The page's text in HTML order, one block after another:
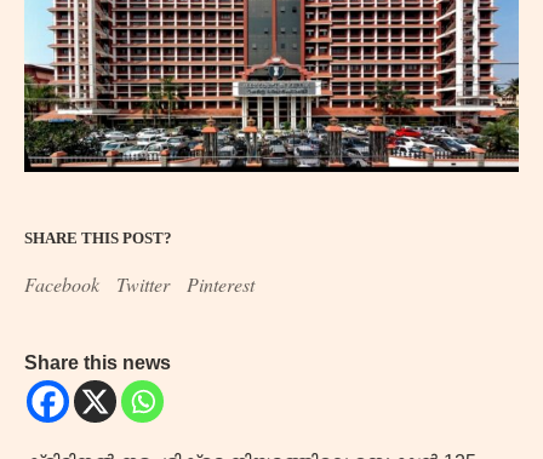
SHARE THIS POST?
Facebook Twitter Pinterest
Share this news